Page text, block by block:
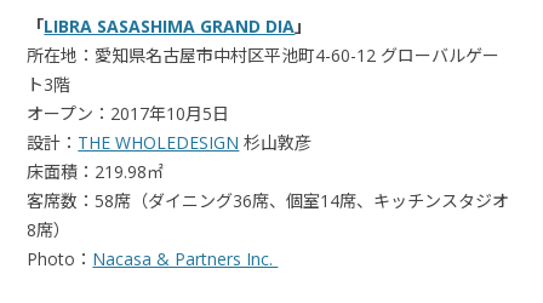
「LIBRA SASASHIMA GRAND DIA」
所在地：愛知県名古屋市中村区平池町4-60-12 グローバルゲー
ト3階
オープン：2017年10月5日
設計： THE WHOLEDESIGN 杉山敦彦
床面積：219.98㎡
客席数：58席（ダイニング36席、個室14席、キッチンスタジオ
8席）
Photo： Nacasa & Partners Inc.